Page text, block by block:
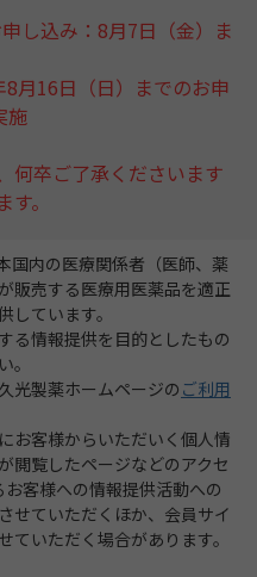
し込み：8月7日（金）ま
月16日（日）までのお申
施
何卒ご了承くださいます
。
内の医療関係者（医師、薬
販売する医療用医薬品を適正
しています。
る情報提供を目的としたもの
。
光製薬ホームページの ご利用
お客様からいただいく個人情
閲覧したページなどのアクセ
客様への情報提供活動への
せていただくほか、会員サイ
ていただく場合があります。